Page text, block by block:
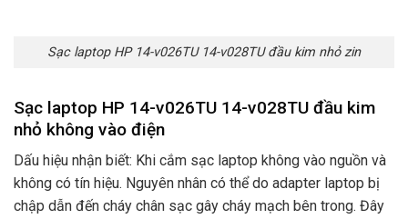
Sạc laptop HP 14-v026TU 14-v028TU đầu kim nhỏ zin
Sạc laptop HP 14-v026TU 14-v028TU đầu kim
nhỏ không vào điện
Dấu hiệu nhận biết: Khi cắm sạc laptop không vào nguồn và
không có tín hiệu. Nguyên nhân có thể do adapter laptop bị
chập dẫn đến cháy chân sạc gây cháy mạch bên trong. Đây